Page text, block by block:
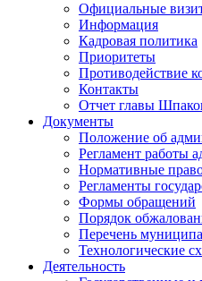
Официальные
Информация
Кадровая политика
Приоритеты
Противодействие
Контакты
Отчет главы
Документы
Положение об
Регламент работы
Нормативные
Регламенты
Формы обращений
Порядок
Перечень
Технологические
Деятельность